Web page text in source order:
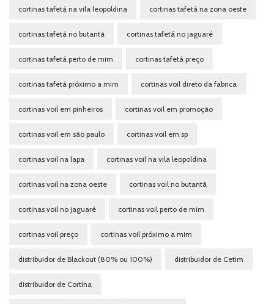
cortinas tafetá na vila leopoldina cortinas tafetá na zona oeste
cortinas tafetá no butantã cortinas tafetá no jaguaré
cortinas tafetá perto de mim cortinas tafetá preço
cortinas tafetá próximo a mim cortinas voil direto da fabrica
cortinas voil em pinheiros cortinas voil em promoção
cortinas voil em são paulo cortinas voil em sp
cortinas voil na lapa cortinas voil na vila leopoldina
cortinas voil na zona oeste cortinas voil no butantã
cortinas voil no jaguaré cortinas voil perto de mim
cortinas voil preço cortinas voil próximo a mim
distribuidor de Blackout (80% ou 100%) distribuidor de Cetim
distribuidor de Cortina